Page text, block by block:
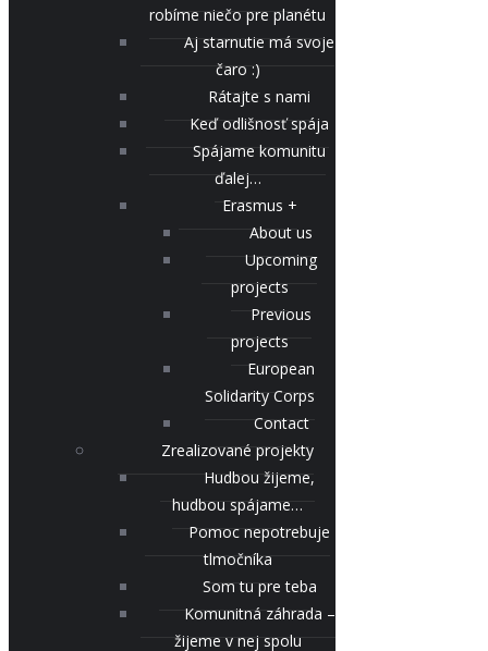
robíme niečo pre planétu
Aj starnutie má svoje
čaro :)
Rátajte s nami
Keď odlišnosť spája
Spájame komunitu
ďalej…
Erasmus +
About us
Upcoming
projects
Previous
projects
European
Solidarity Corps
Contact
Zrealizované projekty
Hudbou žijeme,
hudbou spájame…
Pomoc nepotrebuje
tlmočníka
Som tu pre teba
Komunitná záhrada –
žijeme v nej spolu